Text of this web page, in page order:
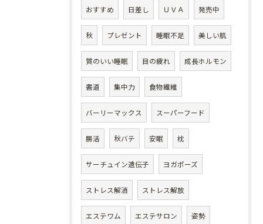
おすすめ 日差し ＵＶＡ 発売中
秋 プレゼント 睡眠不足 美しい肌
質のいい睡眠 目の疲れ 成長ホルモン
書道 集中力 食物繊維
バーリーマックス スーパーフード
腸活 秋バテ 安眠 枕
サーチュイン遺伝子 ヨガポーズ
ストレス解消 ストレス解放
エステワム エステサロン 姿勢